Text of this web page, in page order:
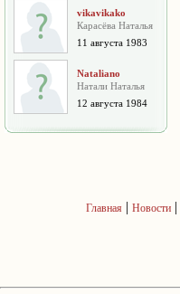
vikavikako
Карасёва Наталья
11 августа 1983
Nataliano
Натали Наталья
12 августа 1984
Главная | Новости|